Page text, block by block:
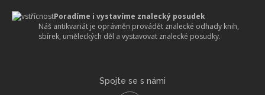
Poradíme i vystavíme znalecký posudek
Náš antikvariát je oprávněn provádět znalecké odhady knih,
sbírek, uměleckých děl a vystavovat znalecké posudky.
Spojte se s námi